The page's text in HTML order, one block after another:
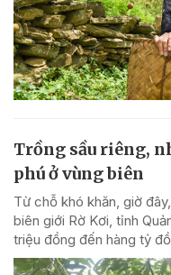
Trồng sầu riêng,
phú ở vùng biên
Từ chỗ khó khăn, giờ
biên giới Rờ Kơi, tỉnh
triệu đồng đến hàng tỷ